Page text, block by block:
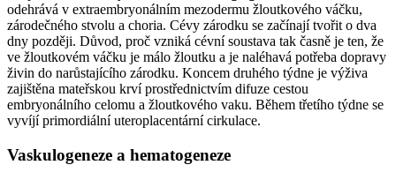
odehrává v extraembryonálním mezodermu žloutkového váčku,
zárodečného stvolu a choria. Cévy zárodku se začínají tvořit o dva
dny později. Důvod, proč vzniká cévní soustava tak časně je ten, že
ve žloutkovém váčku je málo žloutku a je naléhavá potřeba dopravy
živin do narůstajícího zárodku. Koncem druhého týdne je výživa
zajištěna mateřskou krví prostřednictvím difuze cestou
embryonálního celomu a žloutkového vaku. Během třetího týdne se
vyvíjí primordiální uteroplacentární cirkulace.
Vaskulogeneze a hematogeneze